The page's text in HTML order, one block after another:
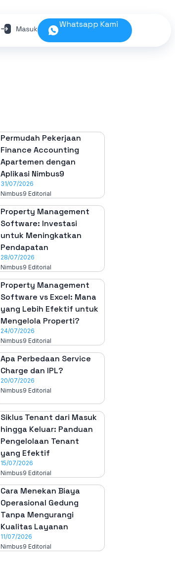
Whatsapp Kami
Permudah Pekerjaan
Finance Accounting
Apartemen dengan
Aplikasi Nimbus9
31/07/2026
Nimbus9 Editorial
Property Management
Software: Investasi
untuk Meningkatkan
Pendapatan
28/07/2026
Nimbus9 Editorial
Property Management
Software vs Excel: Mana
yang Lebih Efektif untuk
Mengelola Properti?
24/07/2026
Nimbus9 Editorial
Apa Perbedaan Service
Charge dan IPL?
20/07/2026
Nimbus9 Editorial
Siklus Tenant dari Masuk
hingga Keluar: Panduan
Pengelolaan Tenant
yang Efektif
15/07/2026
Nimbus9 Editorial
Cara Menekan Biaya
Operasional Gedung
Tanpa Mengurangi
Kualitas Layanan
11/07/2026
Nimbus9 Editorial